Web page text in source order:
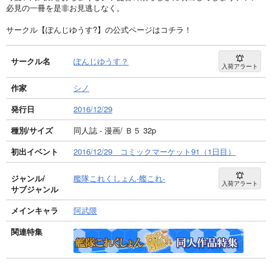
必見の一冊を是非お見逃しなく。
サークル【ぽんじゆうす?】の公式ページはコチラ！
サークル名 ぽんじゆうす？ 入荷アラート
作家
シノ
発行日
2016/12/29
種別/サイズ
同人誌 - 漫画/ Ｂ５ 32p
初出イベント
2016/12/29 コミックマーケット91（1日目）
ジャンル/
サブジャンル
艦隊これくしょん-艦これ- 入荷アラート
メインキャラ
阿武隈
関連特集